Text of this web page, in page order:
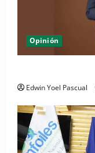
Opinión
Edwin Yoel Pascual